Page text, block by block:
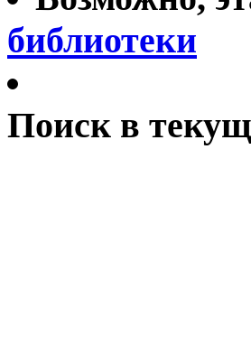
библиотеки
Поиск в